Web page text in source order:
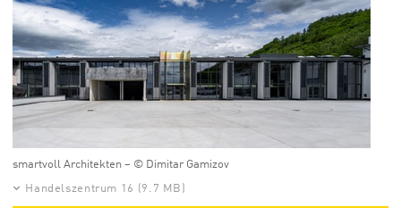
smartvoll Architekten – © Dimitar Gamizov
Handelszentrum 16 (9.7 MB)